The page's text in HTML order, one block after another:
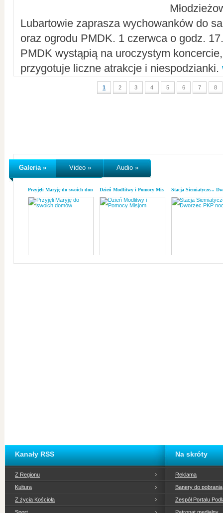
Lubartowie zaprasza wychowanków do
oraz ogrodu PMDK. 1 czerwca o godz.
PMDK wystąpią na uroczystym
przygotuje liczne atrakcje i niespodzianki.
1 2 3 4 5 6 7 8
Galeria » Video » Audio »
Przyjęli Maryję do swoich domówDzień Modlitwy i Pomocy MisjomStacja Siemiatycze...
Kanały RSS
Z Regionu
Kultura
Z życia Kościoła
Na skróty
Reklama
Banery do pobrania
Zespół Portalu